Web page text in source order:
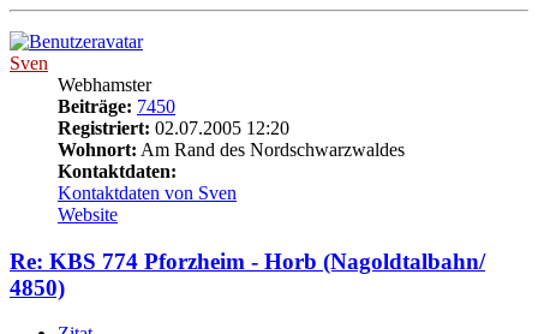
Sven
Webhamster
Beiträge: 7450
Registriert: 02.07.2005 12:20
Wohnort: Am Rand des Nordschwarzwaldes
Kontaktdaten:
Kontaktdaten von Sven
Website
Re: KBS 774 Pforzheim - Horb (Nagoldtalbahn/
4850)